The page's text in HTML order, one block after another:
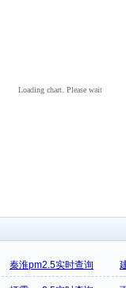
Loading chart. Please wait
秦淮pm2.5实时查询